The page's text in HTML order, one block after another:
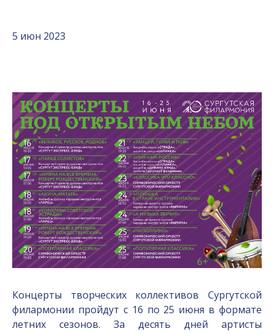
5 июн 2023
Концерты творческих коллективов Сургутской
филармонии пройдут с 16 по 25 июня в формате
летних сезонов. За десять дней артисты